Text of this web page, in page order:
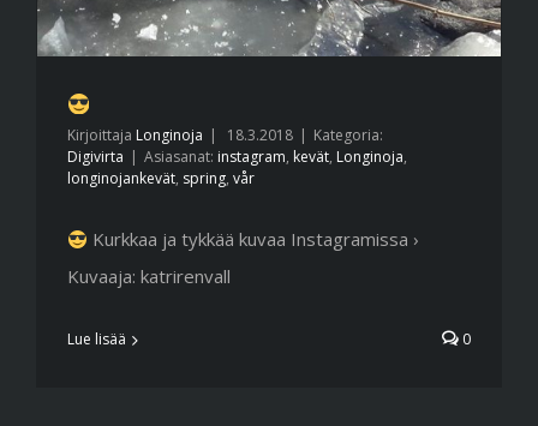
Kirjoittaja Longinoja 18.3.2018
Kategoria:
Digivirta
Asiasanat: instagram, kevät, Longinoja,
longinojankevät, spring, vår
Kurkkaa ja tykkää kuvaa Instagramissa ›
Kuvaaja: katrirenvall
Lue lisää 0